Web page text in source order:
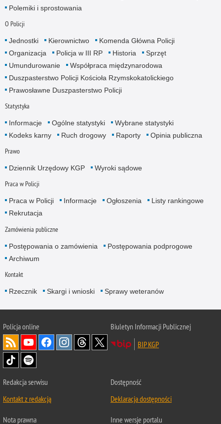
Polemiki i sprostowania
O Policji
Jednostki Kierownictwo
Komenda Główna Policji
Organizacja
Policja w III RP Historia
Sprzęt
Umundurowanie
Współpraca międzynarodowa
Duszpasterstwo Policji Kościoła Rzymskokatolickiego
Prawosławne Duszpasterstwo Policji
Statystyka
Informacje Ogólne statystyki
Wybrane statystyki
Kodeks karny
Ruch drogowy Raporty Opinia publiczna
Prawo
Dziennik Urzędowy KGP Wyroki sądowe
Praca w Policji
Praca w Policji Informacje Ogłoszenia
Listy rankingowe
Rekrutacja
Zamówienia publiczne
Postępowania o zamówienia
Postępowania podprogowe
Archiwum
Kontakt
Rzecznik Skargi i wnioski Sprawy weteranów
Policjaonline
Biuletyn Informacji Publicznej
BIP KGP
Redakcja serwisu
Kontakt z redakcją
Dostępność
Deklaracja dostępności
Nota prawna Inne wersje portalu